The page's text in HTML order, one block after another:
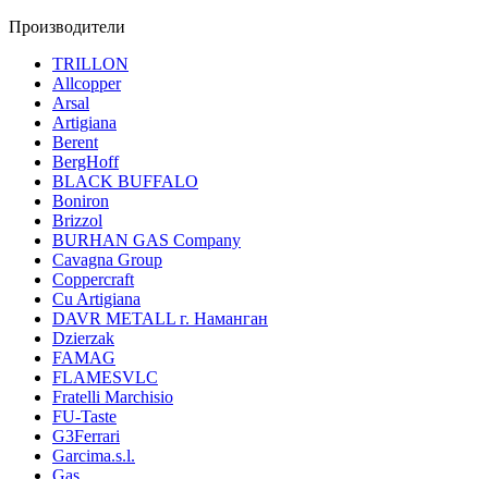
Производители
TRILLON
Allcopper
Arsal
Artigiana
Berent
BergHoff
BLACK BUFFALO
Boniron
Brizzol
BURHAN GAS Company
Cavagna Group
Coppercraft
Cu Artigiana
DAVR METALL г. Наманган
Dzierzak
FAMAG
FLAMESVLC
Fratelli Marchisio
FU-Taste
G3Ferrari
Garcima.s.l.
Gas